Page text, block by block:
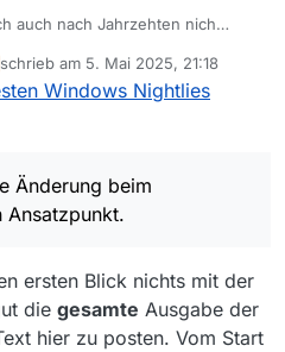
auch nach Jahrzehten nich
auch ein direkter Klick auf die
bring immer nach den
:(
gleichen Fehler wie die error
schrieb am 5. Mai 2025, 21:18
editiert von
Windows Nightlies
Änderung beim
Ansatzpunkt.
ersten Blick nichts mit der
die gesamte Ausgabe der
hier zu posten. Vom Start